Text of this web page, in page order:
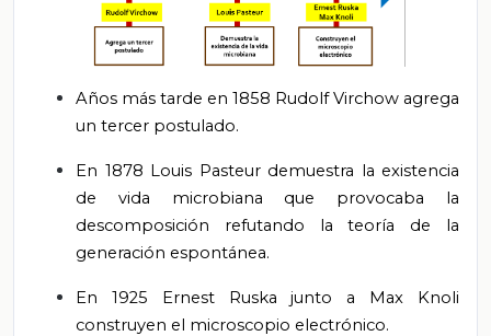
Años más tarde en 1858 Rudolf Virchow agrega
un tercer postulado.
En 1878 Louis Pasteur demuestra la existencia
de vida microbiana que provocaba la
descomposición refutando la teoría de la
generación espontánea.
En 1925 Ernest Ruska junto a Max Knoli
construyen el microscopio electrónico.